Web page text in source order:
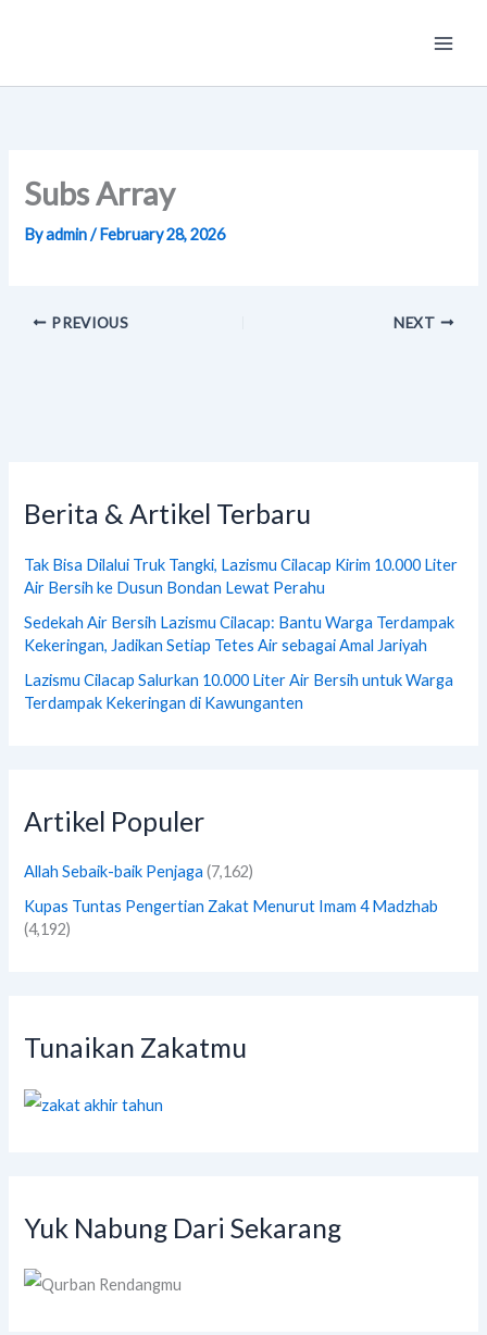
Menu
Subs Array
Byadmin/February 28, 2026
PREVIOUS NEXT
Berita & Artikel Terbaru
Tak Bisa Dilalui Truk Tangki, Lazismu Cilacap Kirim 10.000 Liter
Air Bersih ke Dusun Bondan Lewat Perahu
Sedekah Air Bersih Lazismu Cilacap: Bantu Warga Terdampak
Kekeringan, Jadikan Setiap Tetes Air sebagai Amal Jariyah
Lazismu Cilacap Salurkan 10.000 Liter Air Bersih untuk Warga
Terdampak Kekeringan di Kawunganten
Artikel Populer
Allah Sebaik-baik Penjaga (7,162)
Kupas Tuntas Pengertian Zakat Menurut Imam 4 Madzhab
(4,192)
Tunaikan Zakatmu
Yuk Nabung Dari Sekarang